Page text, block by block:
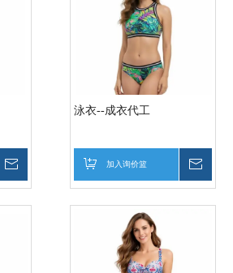
泳衣--成衣代工
加入询价篮